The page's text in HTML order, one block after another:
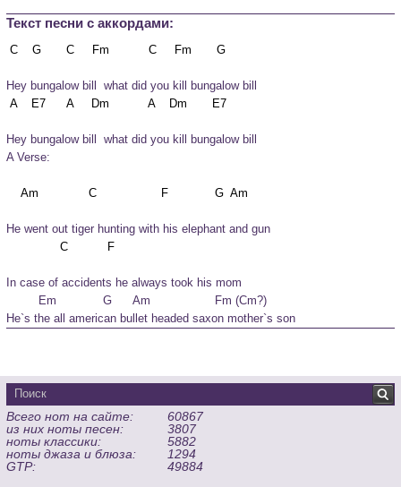
Текст песни c аккордами:
Hey bungalow bill  what did you kill bungalow bill
Hey bungalow bill  what did you kill bungalow bill
A Verse:
He went out tiger hunting with his elephant and gun
In case of accidents he always took his mom
He`s the all american bullet headed saxon mother`s son
Всего нот на сайте:
60867
из них ноты песен:
3807
ноты классики:
5882
ноты джаза и блюза:
1294
GTP:
49884